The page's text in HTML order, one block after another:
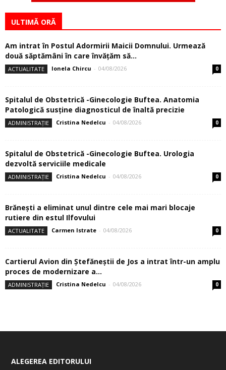
ULTIMĂ ORĂ
Am intrat în Postul Adormirii Maicii Domnului. Urmează
două săptămâni în care învăţăm să...
ACTUALITATE Ionela Chircu - 04/08/2026 0
Spitalul de Obstetrică -Ginecologie Buftea. Anatomia
Patologică susţine diagnosticul de înaltă precizie
ADMINISTRAȚIE Cristina Nedelcu - 04/08/2026 0
Spitalul de Obstetrică -Ginecologie Buftea. Urologia
dezvoltă serviciile medicale
ADMINISTRAȚIE Cristina Nedelcu - 04/08/2026 0
Brănești a eliminat unul dintre cele mai mari blocaje
rutiere din estul Ilfovului
ACTUALITATE Carmen Istrate - 04/08/2026 0
Cartierul Avion din Ştefăneştii de Jos a intrat într-un amplu
proces de modernizare a...
ADMINISTRAȚIE Cristina Nedelcu - 04/08/2026 0
ALEGEREA EDITORULUI